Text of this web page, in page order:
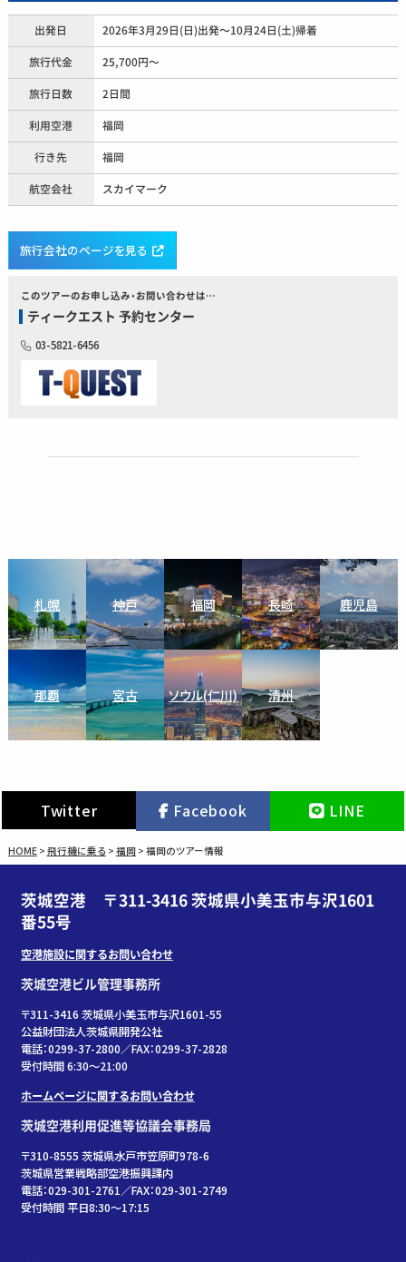
出発日 2026年3月29日(日)出発〜10月24日(土)帰着
旅行代金 25,700円〜
旅行日数 2日間
利用空港 福岡
行き先 福岡
航空会社 スカイマーク
旅行会社のページを見る
このツアーのお申し込み・お問い合わせは…
ティークエスト 予約センター
03-5821-6456
札幌 神戸 福岡 長崎 鹿児島
那覇 宮古 ソウル(仁川) 清州
Twitter Facebook LINE
HOME> 飛行機に乗る > 福岡> 福岡のツアー情報
茨城空港 〒311-3416 茨城県小美玉市与沢1601
番55号
空港施設に関するお問い合わせ
茨城空港ビル管理事務所
〒311-3416 茨城県小美玉市与沢1601-55
公益財団法人茨城県開発公社
電話：0299-37-2800／FAX：0299-37-2828
受付時間 6:30〜21:00
ホームページに関するお問い合わせ
茨城空港利用促進等協議会事務局
〒310-8555 茨城県水戸市笠原町978-6
茨城県営業戦略部空港振興課内
電話：029-301-2761／FAX：029-301-2749
受付時間 平日8:30～17:15